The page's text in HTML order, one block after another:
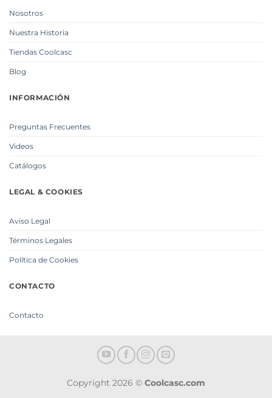
Nosotros
Nuestra Historia
Tiendas Coolcasc
Blog
INFORMACIÓN
Preguntas Frecuentes
Videos
Catálogos
LEGAL & COOKIES
Aviso Legal
Términos Legales
Política de Cookies
CONTACTO
Contacto
Copyright 2026 © Coolcasc.com